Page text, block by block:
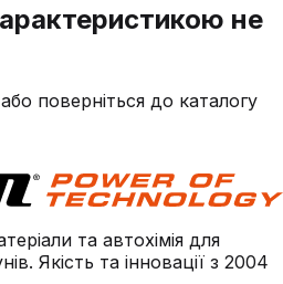
не
поверніться до каталогу
та автохімія для
Якість та інновації з 2004